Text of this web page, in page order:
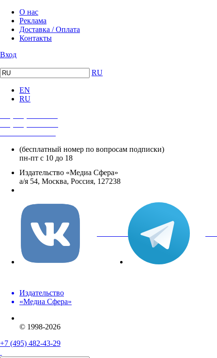
О нас
Реклама
Доставка / Оплата
Контакты
Вход
RU
EN
RU
(бесплатный номер по вопросам подписки)
пн-пт с 10 до 18
Издательство «Медиа Сфера»
а/я 54, Москва, Россия, 127238
вКонтакте
Издательство
«Медиа Сфера»
© 1998-2026
+7 (495) 482-43-29